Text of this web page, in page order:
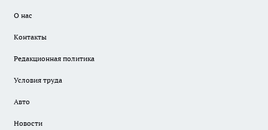
О нас
Контакты
Редакционная политика
Условия труда
Авто
Новости